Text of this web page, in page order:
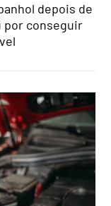
depois de
por conseguir